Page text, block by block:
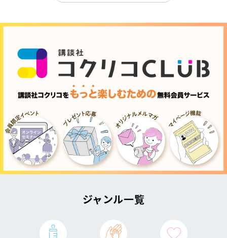
ジャンル一覧